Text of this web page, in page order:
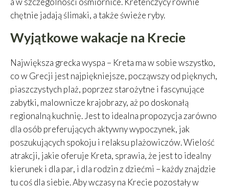
chętnie jadają ślimaki, a także świeże ryby.
Wyjątkowe wakacje na Krecie
Największa grecka wyspa – Kreta ma w sobie wszystko,
co w Grecji jest najpiękniejsze, począwszy od pięknych,
piaszczystych plaż, poprzez starożytne i fascynujące
zabytki, malownicze krajobrazy, aż po doskonałą
regionalną kuchnię. Jest to idealna propozycja zarówno
dla osób preferujących aktywny wypoczynek, jak
poszukujących spokoju i relaksu plażowiczów. Wielość
atrakcji, jakie oferuje Kreta, sprawia, że jest to idealny
kierunek i dla par, i dla rodzin z dziećmi – każdy znajdzie
tu coś dla siebie. Aby wczasy na Krecie pozostały w